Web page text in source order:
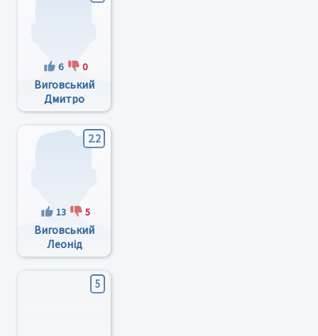
6 0
Виговський
Дмитро
Леонідович
2.2
13 5
Виговський
Леонід
Антонович
5